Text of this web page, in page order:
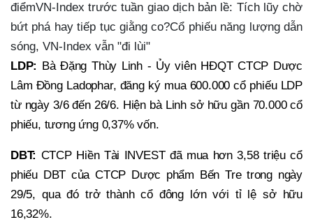
điểmVN-Index trước tuần giao dịch bản lề: Tích lũy chờ
bứt phá hay tiếp tục giằng co?Cổ phiếu năng lượng dẫn
sóng, VN-Index vẫn "đi lùi"
LDP:
Bà Đặng Thùy Linh - Ủy viên HĐQT CTCP Dược
Lâm Đồng Ladophar, đăng ký mua 600.000 cổ phiếu LDP
từ ngày 3/6 đến 26/6. Hiện bà Linh sở hữu gần 70.000 cổ
phiếu, tương ứng 0,37% vốn.
DBT: CTCP Hiền Tài INVEST đã mua hơn 3,58 triệu cổ
phiếu DBT của CTCP Dược phẩm Bến Tre trong ngày
29/5, qua đó trở thành cổ đông lớn với tỉ lệ sở hữu
16,32%.